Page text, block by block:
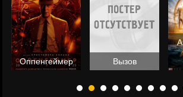
Оппенгеймер Вызов